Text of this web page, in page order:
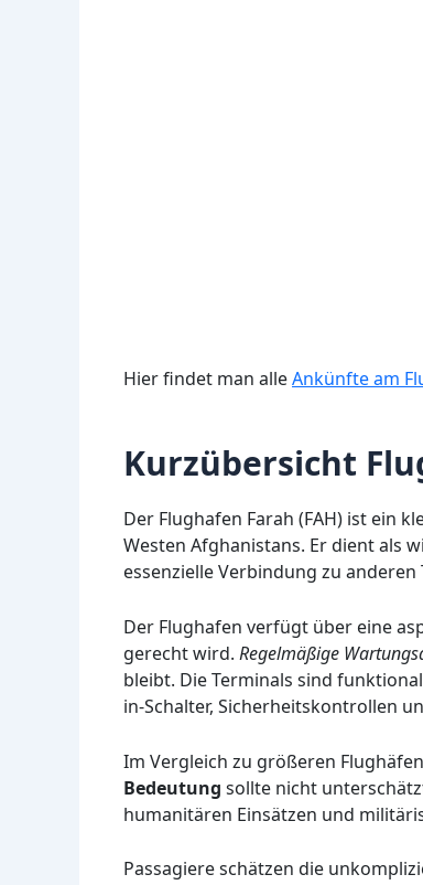
Hier findet man alleAnkünfte am
Kurzübersicht
Der Flughafen Farah (FAH) ist ein
Westen Afghanistans. Er dient als
essenzielle Verbindung zu anderen
Der Flughafen verfügt über eine
gerecht wird. Regelmäßige
bleibt. Die Terminals sind
in-Schalter, Sicherheitskontrollen
Im Vergleich zu größeren
Bedeutung sollte nicht
humanitären Einsätzen und
Passagiere schätzen die